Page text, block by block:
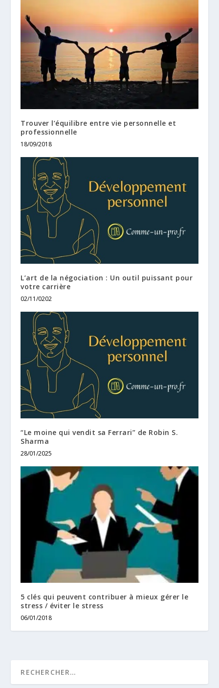
Trouver l’équilibre entre vie personnelle et
professionnelle
18/09/2018
L’art de la négociation : Un outil puissant pour
votre carrière
02/11/0202
“Le moine qui vendit sa Ferrari” de Robin S.
Sharma
28/01/2025
5 clés qui peuvent contribuer à mieux gérer le
stress / éviter le stress
06/01/2018